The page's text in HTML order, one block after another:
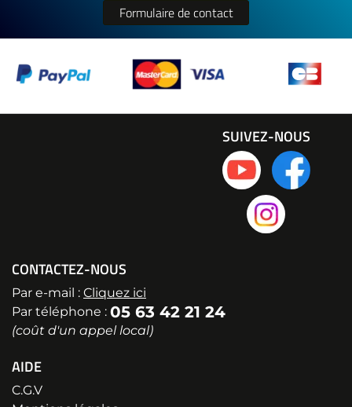
Formulaire de contact
CONTACTEZ-NOUS
Par e-mail : Cliquez ici
Par téléphone : 05 63 42 21 24
(coût d'un appel local)
AIDE
C.G.V
SUIVEZ-NOUS